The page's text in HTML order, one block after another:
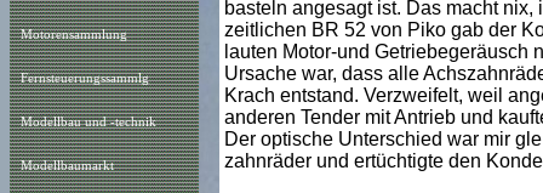
Motorensammlung
Fernsteuerungssammlg
Modellbau und -technik
Modellbaumarkt
basteln angesagt ist. Das macht
zeitlichen BR 52 von Piko gab der
lauten Motor-und Getriebegeräusch
Ursache war, dass alle
Krach entstand. Verzweifelt, weil
anderen Tender mit Antrieb und
Der optische Unterschied war mir
zahnräder und ertüchtigte den